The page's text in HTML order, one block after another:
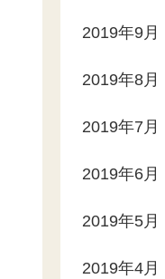
2019年9月
2019年8月
2019年7月
2019年6月
2019年5月
2019年4月